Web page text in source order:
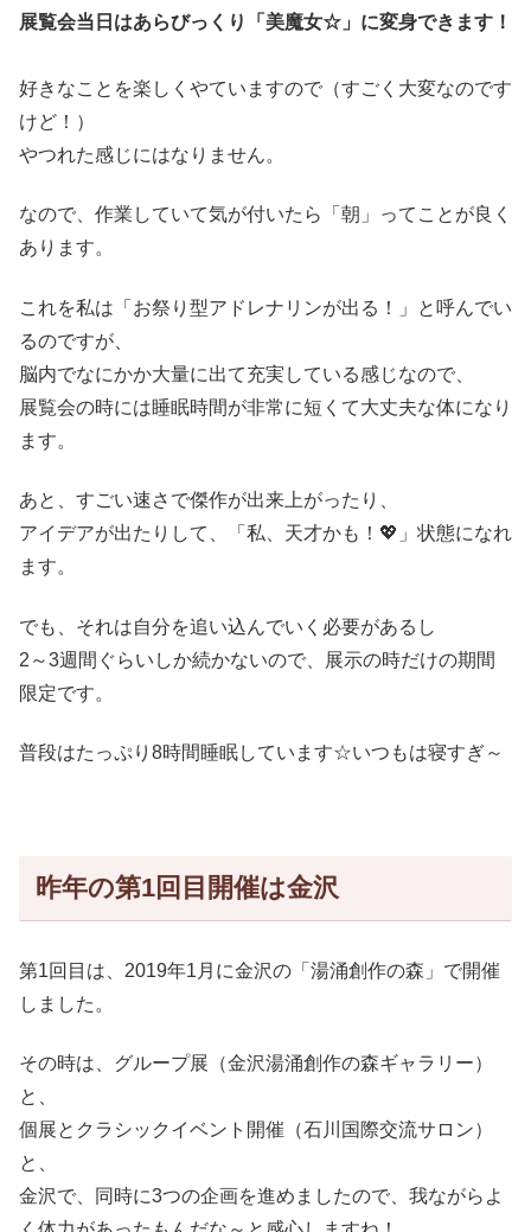
展覧会当日はあらびっくり「美魔女☆」に変身できます！
好きなことを楽しくやていますので（すごく大変なのです
けど！）
やつれた感じにはなりません。
なので、作業していて気が付いたら「朝」ってことが良く
あります。
これを私は「お祭り型アドレナリンが出る！」と呼んでい
るのですが、
脳内でなにかか大量に出て充実している感じなので、
展覧会の時には睡眠時間が非常に短くて大丈夫な体になり
ます。
あと、すごい速さで傑作が出来上がったり、
アイデアが出たりして、「私、天才かも！💖」状態になれ
ます。
でも、それは自分を追い込んでいく必要があるし
2～3週間ぐらいしか続かないので、展示の時だけの期間
限定です。
普段はたっぷり8時間睡眠しています☆いつもは寝すぎ～
昨年の第1回目開催は金沢
第1回目は、2019年1月に金沢の「湯涌創作の森」で開催
しました。
その時は、グループ展（金沢湯涌創作の森ギャラリー）
と、
個展とクラシックイベント開催（石川国際交流サロン）
と、
金沢で、同時に3つの企画を進めましたので、我ながらよ